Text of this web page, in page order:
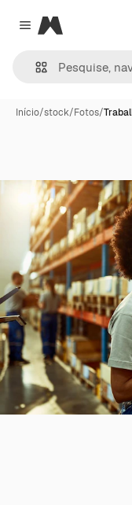
Close menu
Magnific
Início/stock/Fotos/